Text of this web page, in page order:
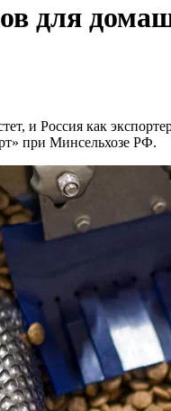
для
и Россия как
при Минсельхозе РФ.